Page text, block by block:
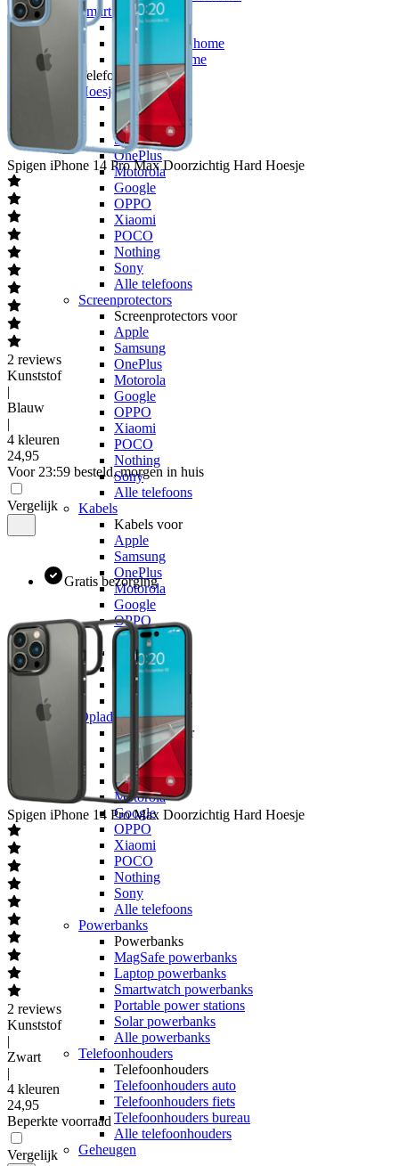
Smart home
Smart home
Google smart home
Alle smart home
Telefoonaccessoires
Hoesjes
Hoesjes voor
Apple
Samsung
OnePlus
Motorola
Google
OPPO
Xiaomi
POCO
Nothing
Sony
Alle telefoons
Screenprotectors
Screenprotectors voor
Apple
Samsung
OnePlus
Motorola
Google
OPPO
Xiaomi
POCO
Nothing
Sony
Alle telefoons
Kabels
Kabels voor
Apple
Samsung
OnePlus
Motorola
Google
OPPO
Xiaomi
POCO
Nothing
Sony
Alle telefoons
Opladers
Opladers voor
Apple
Samsung
OnePlus
Motorola
Google
OPPO
Xiaomi
POCO
Nothing
Sony
Alle telefoons
Powerbanks
Powerbanks
MagSafe powerbanks
Laptop powerbanks
Smartwatch powerbanks
Portable power stations
Solar powerbanks
Alle powerbanks
Telefoonhouders
Telefoonhouders
Telefoonhouders auto
Telefoonhouders fiets
Telefoonhouders bureau
Alle telefoonhouders
Geheugen
Spigen iPhone 14 Pro Max Doorzichtig Hard Hoesje
2 reviews
Kunststof
|
Blauw
|
4 kleuren
24,95
Voor 23:59 besteld, morgen in huis
Vergelijk
Gratis bezorging
Spigen iPhone 14 Pro Max Doorzichtig Hard Hoesje
2 reviews
Kunststof
|
Zwart
|
4 kleuren
24,95
Beperkte voorraad
Vergelijk